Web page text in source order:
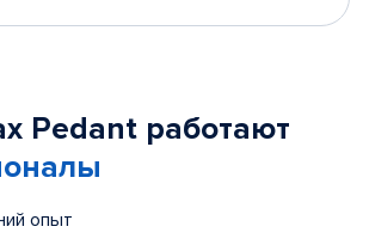
Pedant работают
опыт